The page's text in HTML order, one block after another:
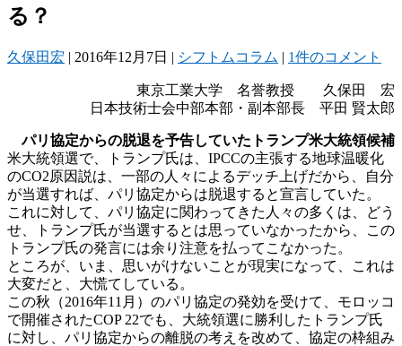
る？
久保田宏 | 2016年12月7日 | シフトムコラム | 1件のコメント
東京工業大学 名誉教授 久保田 宏
日本技術士会中部本部・副本部長 平田 賢太郎
パリ協定からの脱退を予告していたトランプ米大統領候補
米大統領選で、トランプ氏は、IPCCの主張する地球温暖化
のCO2原因説は、一部の人々によるデッチ上げだから、自分
が当選すれば、パリ協定からは脱退すると宣言していた。
これに対して、パリ協定に関わってきた人々の多くは、どう
せ、トランプ氏が当選するとは思っていなかったから、この
トランプ氏の発言には余り注意を払ってこなかった。
ところが、いま、思いがけないことが現実になって、これは
大変だと、大慌てしている。
この秋（2016年11月）のパリ協定の発効を受けて、モロッコ
で開催されたCOP 22でも、大統領選に勝利したトランプ氏
に対し、パリ協定からの離脱の考えを改めて、協定の枠組み